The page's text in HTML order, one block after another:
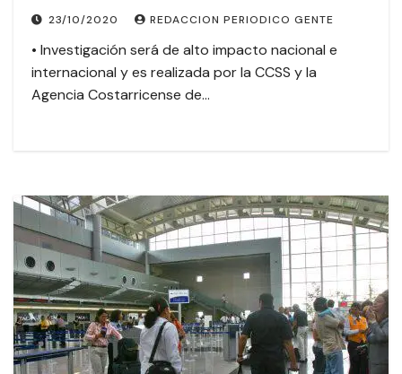
23/10/2020 REDACCION PERIODICO GENTE
• Investigación será de alto impacto nacional e
internacional y es realizada por la CCSS y la
Agencia Costarricense de…